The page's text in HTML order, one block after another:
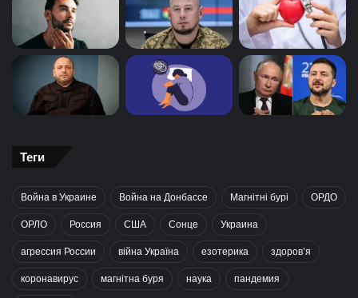
Теги
Война в Украине Война на Донбассе Магнітні бурі ОРДО
ОРЛО Россия США Сонце Украина
агрессия России війна Україна езотерика здоров’я
коронавирус магнітна буря наука пандемия